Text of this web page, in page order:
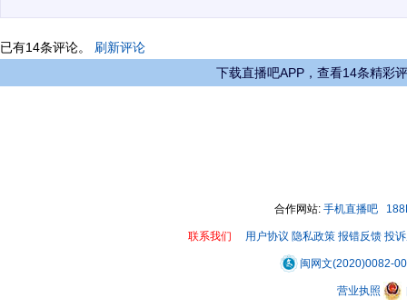
已有14条评论。 刷新评论
下载直播吧APP，查看14条精彩
合作网站: 手机直播吧
联系我们 用户协议 隐私政策 报错反馈 投
闽网文(2020)0082-
营业执照